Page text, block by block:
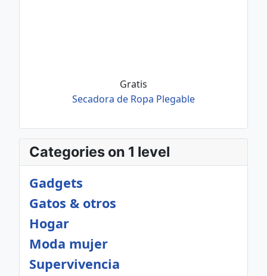
Gratis
Secadora de Ropa Plegable
Categories on 1 level
Gadgets
Gatos & otros
Hogar
Moda mujer
Supervivencia